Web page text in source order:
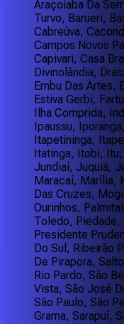
Araçoiaba Da
Turvo, Barueri,
Cabreúva,
Campos Novos
Capivari, Casa
Divinolândia,
Embu Das Artes,
Estiva Gerbi,
Ilha Comprida,
Ipaussu,
Itapetininga,
Itatinga, Itobi,
Jundiaí, Juquiá,
Maracaí, Marília,
Das Cruzes,
Ourinhos,
Toledo, Piedade,
Presidente
Do Sul, Ribeirão
De Pirapora,
Rio Pardo, São
Vista, São José
São Paulo, São
Grama, Sarapuí,